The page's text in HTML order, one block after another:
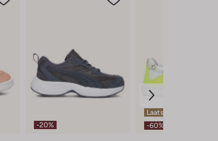
-20%
Laatste items
-60%